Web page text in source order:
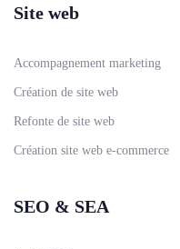
Site web
Accompagnement marketing
Création de site web
Refonte de site web
Création site web e-commerce
SEO & SEA